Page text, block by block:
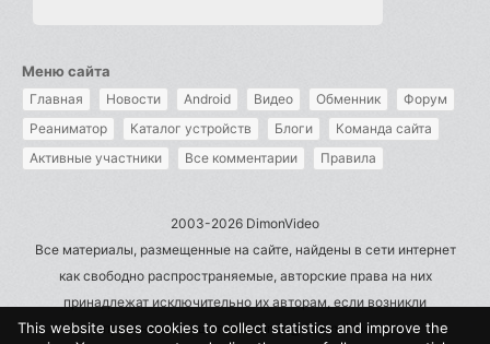
Меню сайта
Главная Новости Android Видео Обменник
Форум
Реаниматор
Каталог устройств Блоги
Команда сайта
Активные участники
Все комментарии Правила
2003-2026 DimonVideo
Все материалы, размещенные на сайте, найдены в сети интернет
как свободно распространяемые, авторские права на них
принадлежат исключительно их авторам, если возникли
претензии - пишите на admin@dimonvideo.ru
This website uses cookies to collect statistics and improve the